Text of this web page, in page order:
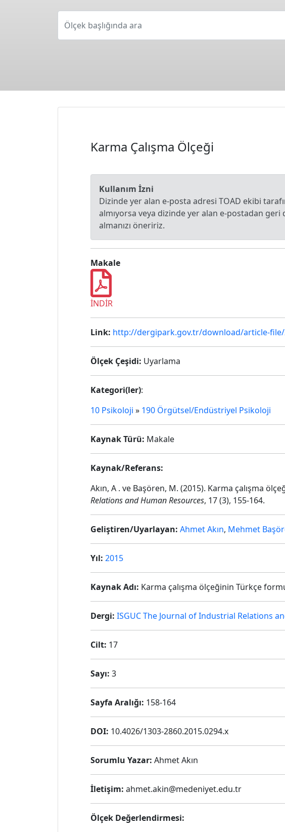
Ölçek başlığında ara
Karma Çalışma Ölçeği
Kullanım İzni
Dizinde yer alan e-posta adresi TOAD ekibi
almıyorsa veya dizinde yer alan e-postadan
almanızı öneririz.
Makale
İNDİR
Link: http://dergipark.gov.tr/download/article-file/
Ölçek Çeşidi: Uyarlama
Kategori(ler):
10 Psikoloji » 190 Örgütsel/Endüstriyel Psikoloji
Kaynak Türü: Makale
Kaynak/Referans:
Akın, A . ve Başören, M. (2015). Karma çalışma
Relations and Human Resources, 17 (3), 155-164.
Geliştiren/Uyarlayan: Ahmet Akın, Mehmet
Yıl: 2015
Kaynak Adı: Karma çalışma ölçeğinin Türkçe
Dergi: ISGUC The Journal of Industrial Relations
Cilt: 17
Sayı: 3
Sayfa Aralığı: 158-164
DOI: 10.4026/1303-2860.2015.0294.x
Sorumlu Yazar: Ahmet Akın
İletişim: ahmet.akin@medeniyet.edu.tr
Ölçek Değerlendirmesi: